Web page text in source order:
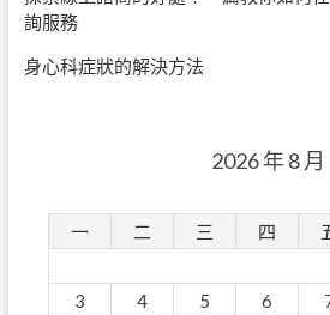
詢服務
身心科症狀的解決方法
2026 年 8 月
一 二 三 四
3
4 5 6